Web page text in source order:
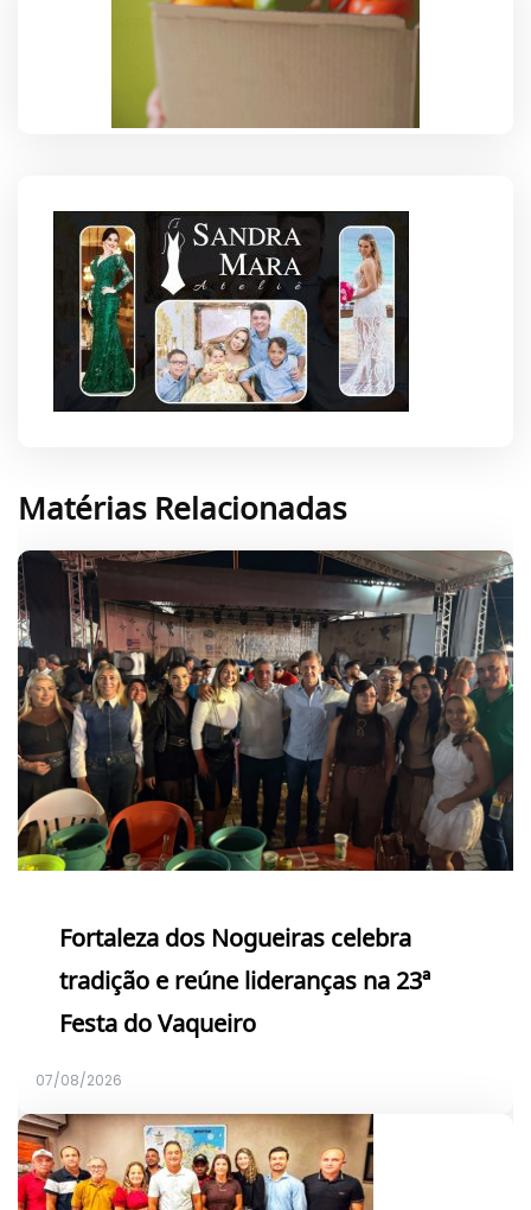
Matérias Relacionadas
Fortaleza dos Nogueiras celebra
tradição e reúne lideranças na 23ª
Festa do Vaqueiro
07/08/2026